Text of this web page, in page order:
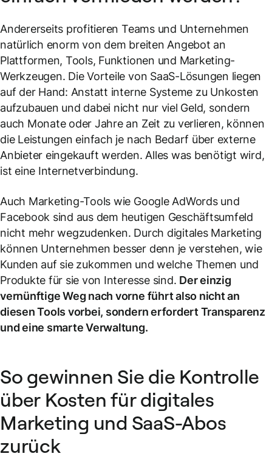
Andererseits profitieren Teams und Unternehmen
natürlich enorm von dem breiten Angebot an
Plattformen, Tools, Funktionen und Marketing-
Werkzeugen. Die Vorteile von SaaS-Lösungen liegen
auf der Hand: Anstatt interne Systeme zu Unkosten
aufzubauen und dabei nicht nur viel Geld, sondern
auch Monate oder Jahre an Zeit zu verlieren, können
die Leistungen einfach je nach Bedarf über externe
Anbieter eingekauft werden. Alles was benötigt wird,
ist eine Internetverbindung.
Auch Marketing-Tools wie Google AdWords und
Facebook sind aus dem heutigen Geschäftsumfeld
nicht mehr wegzudenken. Durch digitales Marketing
können Unternehmen besser denn je verstehen, wie
Kunden auf sie zukommen und welche Themen und
Produkte für sie von Interesse sind. Der einzig
vernünftige Weg nach vorne führt also nicht an
diesen Tools vorbei, sondern erfordert Transparenz
und eine smarte Verwaltung.
So gewinnen Sie die Kontrolle
über Kosten für digitales
Marketing und SaaS-Abos
zurück